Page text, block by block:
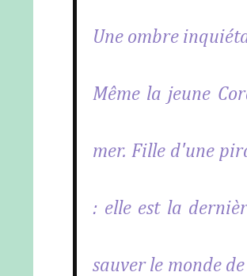
Une ombre
Même la jeune
mer. Fille d'une
: elle est la
sauver le monde